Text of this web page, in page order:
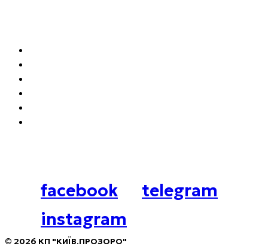
facebook
telegram
instagram
© 2026 КП "КИЇВ.ПРОЗОРО"